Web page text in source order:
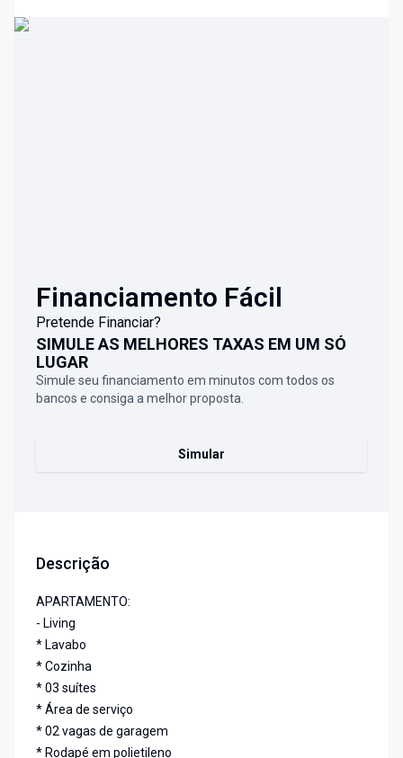
Financiamento Fácil
Pretende Financiar?
SIMULE AS MELHORES TAXAS EM UM SÓ
LUGAR
Simule seu financiamento em minutos com todos os
bancos e consiga a melhor proposta.
Simular
Descrição
APARTAMENTO:
- Living
* Lavabo
* Cozinha
* 03 suítes
* Área de serviço
* 02 vagas de garagem
* Rodapé em polietileno